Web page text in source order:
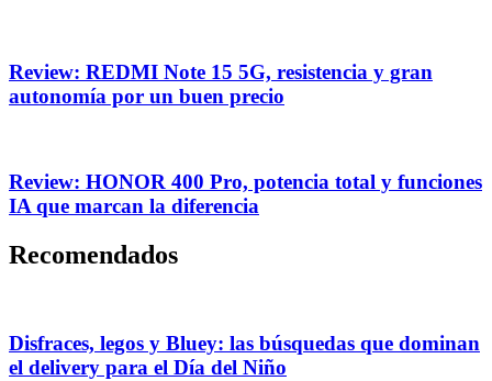
Review: REDMI Note 15 5G, resistencia y gran
autonomía por un buen precio
Review: HONOR 400 Pro, potencia total y funciones
IA que marcan la diferencia
Recomendados
Disfraces, legos y Bluey: las búsquedas que dominan
el delivery para el Día del Niño